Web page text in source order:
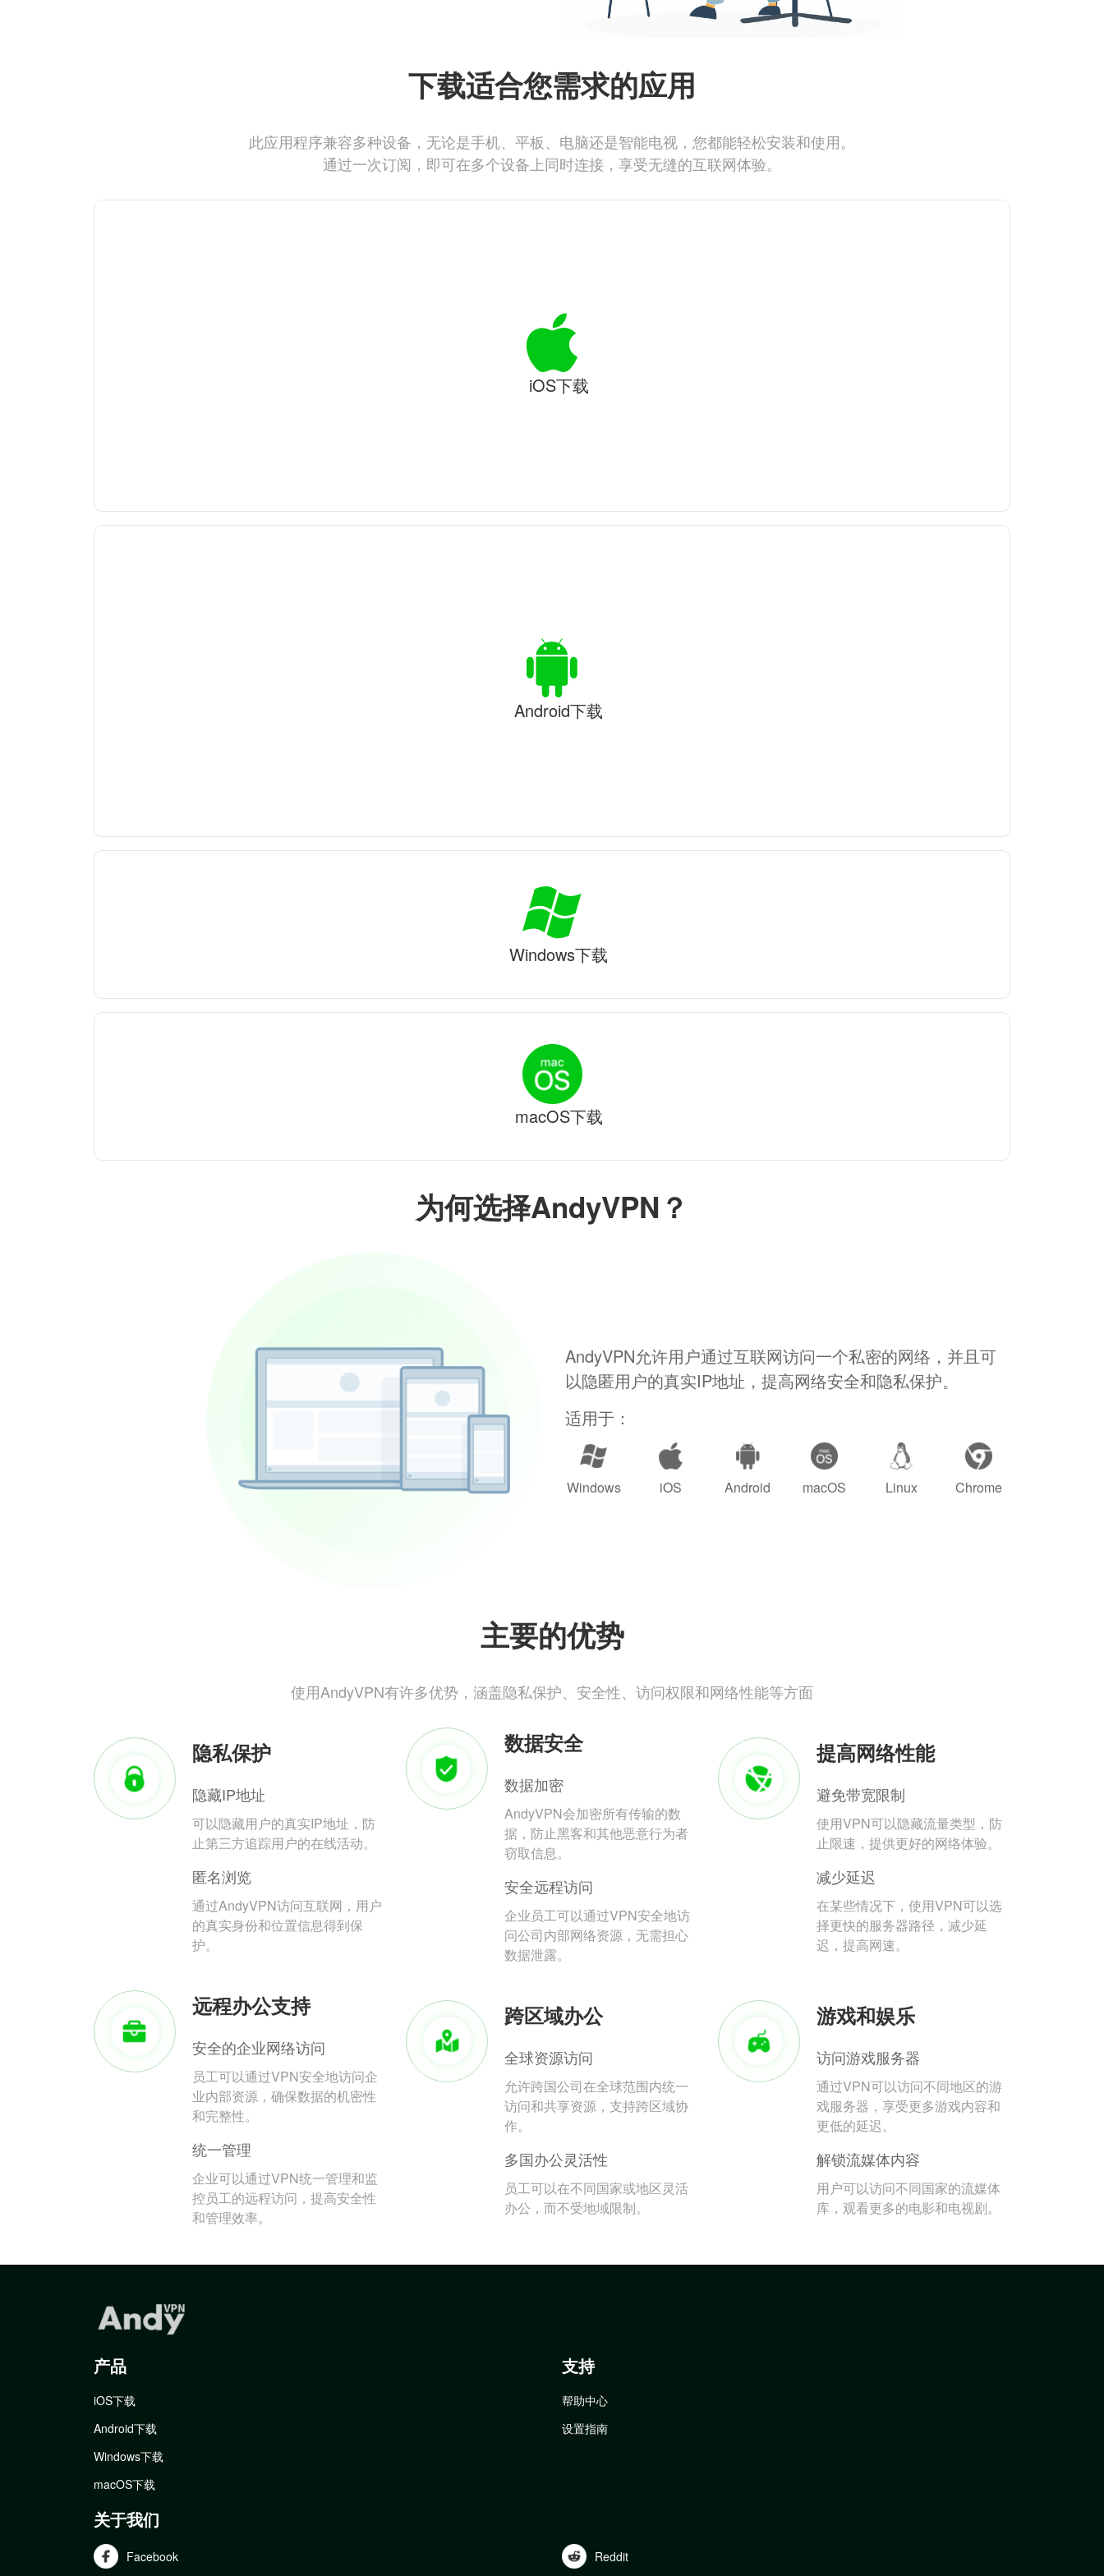
为何选择AndyVPN？
AndyVPN允许用户通过互联网访问一个私密的网络，并且可
以隐匿用户的真实IP地址，提高网络安全和隐私保护。
适用于：
Windows iOS Android macOS Linux Chrome
主要的优势
使用AndyVPN有许多优势，涵盖隐私保护、安全性、访问权限和网络性能等方面
隐私保护
隐藏IP地址
可以隐藏用户的真实IP地址，防
止第三方追踪用户的在线活动。
匿名浏览
通过AndyVPN访问互联网，用户
的真实身份和位置信息得到保
护。
数据安全
数据加密
AndyVPN会加密所有传输的数
据，防止黑客和其他恶意行为者
窃取信息。
安全远程访问
企业员工可以通过VPN安全地访
问公司内部网络资源，无需担心
数据泄露。
提高网络性能
避免带宽限制
使用VPN可以隐藏流量类型，防
止限速，提供更好的网络体验。
减少延迟
在某些情况下，使用VPN可以选
择更快的服务器路径，减少延
迟，提高网速。
远程办公支持
安全的企业网络访问
员工可以通过VPN安全地访问企
业内部资源，确保数据的机密性
和完整性。
统一管理
企业可以通过VPN统一管理和监
控员工的远程访问，提高安全性
和管理效率。
跨区域办公
全球资源访问
允许跨国公司在全球范围内统一
访问和共享资源，支持跨区域协
作。
多国办公灵活性
员工可以在不同国家或地区灵活
办公，而不受地域限制。
游戏和娱乐
访问游戏服务器
通过VPN可以访问不同地区的游
戏服务器，享受更多游戏内容和
更低的延迟。
解锁流媒体内容
用户可以访问不同国家的流媒体
库，观看更多的电影和电视剧。
下载适合您需求的应用
此应用程序兼容多种设备，无论是手机、平板、电脑还是智能电视，您都能轻松安装和使用。
通过一次订阅，即可在多个设备上同时连接，享受无缝的互联网体验。
iOS下载
Android下载
Windows下载
macOS下载
产品
iOS下载
Android下载
Windows下载
macOS下载
支持
帮助中心
设置指南
关于我们
Facebook Reddit